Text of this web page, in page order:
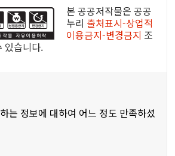
본 공공저작물은 공공
누리 출처표시-상업적
이용금지-변경금지 조
있습니다.
는 정보에 대하여 어느 정도 만족하셨